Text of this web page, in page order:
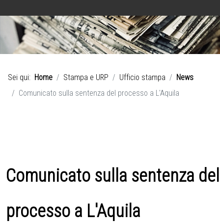
Sei qui: Home Stampa e URP Ufficio stampa
News
Comunicato sulla sentenza del processo a L'Aquila
Comunicato sulla sentenza del
processo a L'Aquila